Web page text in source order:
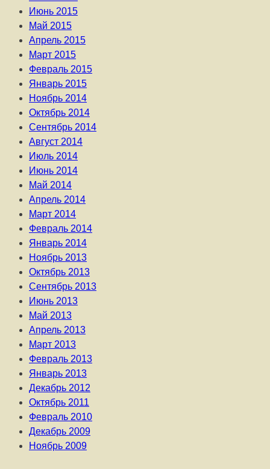
Июнь 2015
Май 2015
Апрель 2015
Март 2015
Февраль 2015
Январь 2015
Ноябрь 2014
Октябрь 2014
Сентябрь 2014
Август 2014
Июль 2014
Июнь 2014
Май 2014
Апрель 2014
Март 2014
Февраль 2014
Январь 2014
Ноябрь 2013
Октябрь 2013
Сентябрь 2013
Июнь 2013
Май 2013
Апрель 2013
Март 2013
Февраль 2013
Январь 2013
Декабрь 2012
Октябрь 2011
Февраль 2010
Декабрь 2009
Ноябрь 2009